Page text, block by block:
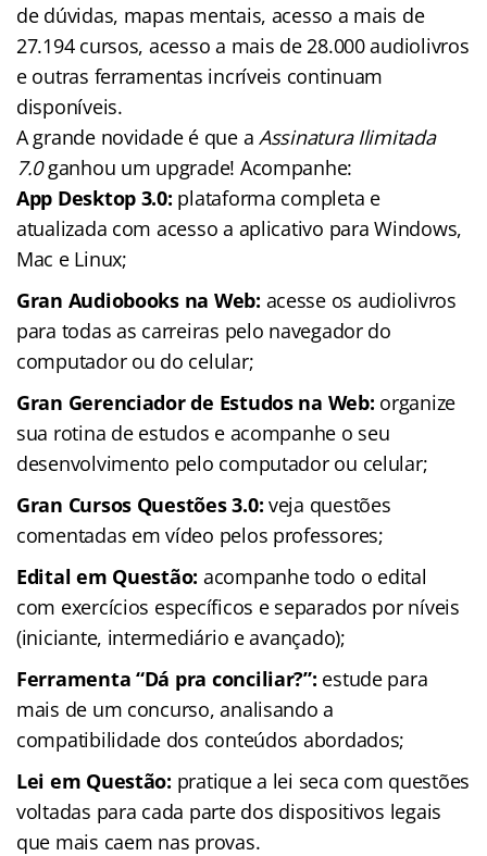
de dúvidas, mapas mentais, acesso a mais de
27.194 cursos, acesso a mais de 28.000 audiolivros
e outras ferramentas incríveis continuam
disponíveis.
A grande novidade é que a Assinatura Ilimitada
7.0ganhou um upgrade! Acompanhe:
App Desktop 3.0: plataforma completa e
atualizada com acesso a aplicativo para Windows,
Mac e Linux;
Gran Audiobooks na Web: acesse os audiolivros
para todas as carreiras pelo navegador do
computador ou do celular;
Gran Gerenciador de Estudos na Web: organize
sua rotina de estudos e acompanhe o seu
desenvolvimento pelo computador ou celular;
Gran Cursos Questões 3.0: veja questões
comentadas em vídeo pelos professores;
Edital em Questão: acompanhe todo o edital
com exercícios específicos e separados por níveis
(iniciante, intermediário e avançado);
Ferramenta “Dá pra conciliar?”: estude para
mais de um concurso, analisando a
compatibilidade dos conteúdos abordados;
Lei em Questão: pratique a lei seca com questões
voltadas para cada parte dos dispositivos legais
que mais caem nas provas.